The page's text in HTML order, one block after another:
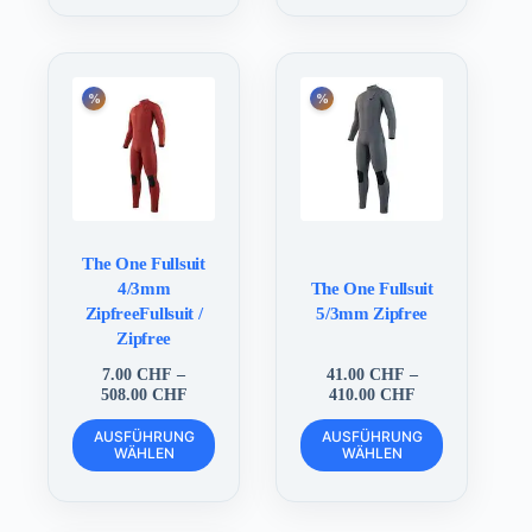
Optionen
können
Produktseite
Optionen
können
Produktseite
gewählt
The One Fullsuit
4/3mm
ZipfreeFullsuit /
Zipfree
7.00CHF –
508.00 CHFPreisspanne:
bis
508.00 CHF
AUSFÜHRUNG
WÄHLEN
Dieses
Produkt
weist
The One Fullsuit
5/3mm Zipfree
41.00 CHF –
410.00 CHFPreisspanne:
bis
410.00 CHF
AUSFÜHRUNG
WÄHLEN
Dieses
Produkt
weist